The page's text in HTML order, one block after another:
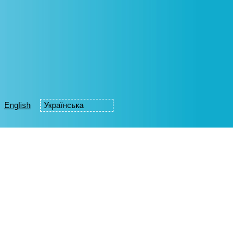
English
Українська